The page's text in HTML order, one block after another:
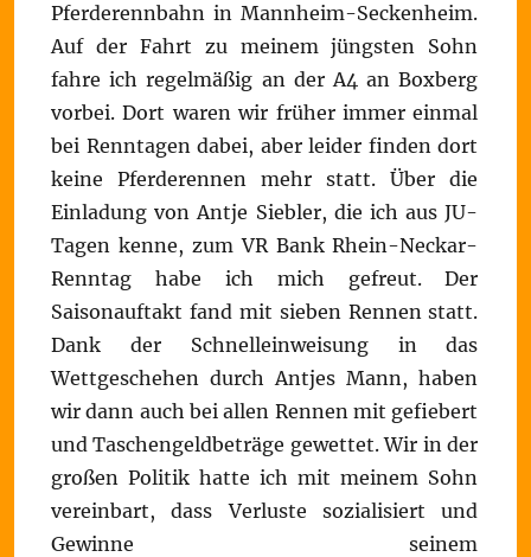
Pferderennbahn in Mannheim-Seckenheim.
Auf der Fahrt zu meinem jüngsten Sohn
fahre ich regelmäßig an der A4 an Boxberg
vorbei. Dort waren wir früher immer einmal
bei Renntagen dabei, aber leider finden dort
keine Pferderennen mehr statt. Über die
Einladung von Antje Siebler, die ich aus JU-
Tagen kenne, zum VR Bank Rhein-Neckar-
Renntag habe ich mich gefreut. Der
Saisonauftakt fand mit sieben Rennen statt.
Dank der Schnelleinweisung in das
Wettgeschehen durch Antjes Mann, haben
wir dann auch bei allen Rennen mit gefiebert
und Taschengeldbeträge gewettet. Wir in der
großen Politik hatte ich mit meinem Sohn
vereinbart, dass Verluste sozialisiert und
Gewinne seinem